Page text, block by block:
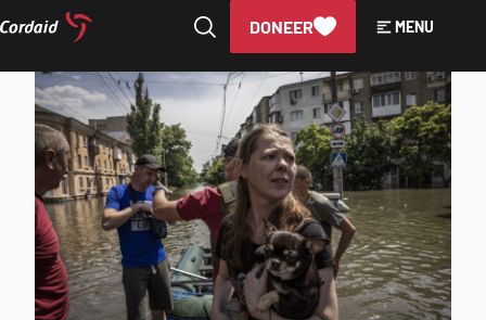
Direct
naar
de
inhoud
DONEER MENU
DAMDOORBRAAK
OEKRAÏNE